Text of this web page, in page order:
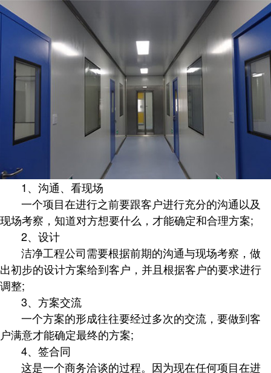
1、沟通、看现场
一个项目在进行之前要跟客户进行充分的沟通以及
现场考察，知道对方想要什么，才能确定和合理方案;
2、设计
洁净工程公司需要根据前期的沟通与现场考察，做
出初步的设计方案给到客户，并且根据客户的要求进行
调整;
3、方案交流
一个方案的形成往往要经过多次的交流，要做到客
户满意才能确定最终的方案;
4、签合同
这是一个商务洽谈的过程。因为现在任何项目在进